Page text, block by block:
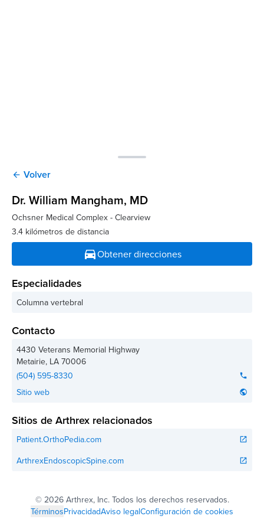
arrow_back Volver
Dr. William Mangham, MD
Ochsner Medical Complex - Clearview
3.4 kilómetros de distancia
directions_carObtener direcciones
Especialidades
Columna vertebral
Contacto
4430 Veterans Memorial Highway
Metairie, LA 70006
(504) 595-8330
phone
Sitio web public
Sitios de Arthrex relacionados
Patient.OrthoPedia.com open_in_new
ArthrexEndoscopicSpine.com open_in_new
© 2026 Arthrex, Inc. Todos los derechos reservados.
TérminosPrivacidadAviso legalConfiguración de cookies